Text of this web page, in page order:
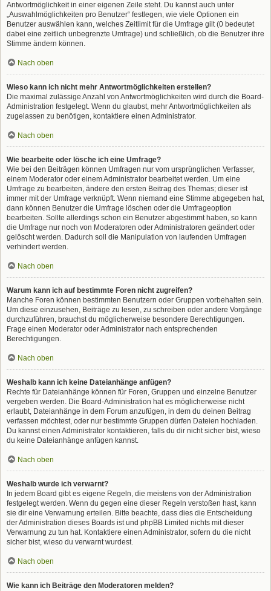
Antwortmöglichkeit in einer eigenen Zeile steht. Du kannst auch unter
„Auswahlmöglichkeiten pro Benutzer“ festlegen, wie viele Optionen ein
Benutzer auswählen kann, welches Zeitlimit für die Umfrage gilt (0 bedeutet
dabei eine zeitlich unbegrenzte Umfrage) und schließlich, ob die Benutzer ihre
Stimme ändern können.
Nach oben
Wieso kann ich nicht mehr Antwortmöglichkeiten erstellen?
Die maximal zulässige Anzahl von Antwortmöglichkeiten wird durch die Board-
Administration festgelegt. Wenn du glaubst, mehr Antwortmöglichkeiten als
zugelassen zu benötigen, kontaktiere einen Administrator.
Nach oben
Wie bearbeite oder lösche ich eine Umfrage?
Wie bei den Beiträgen können Umfragen nur vom ursprünglichen Verfasser,
einem Moderator oder einem Administrator bearbeitet werden. Um eine
Umfrage zu bearbeiten, ändere den ersten Beitrag des Themas; dieser ist
immer mit der Umfrage verknüpft. Wenn niemand eine Stimme abgegeben hat,
dann können Benutzer die Umfrage löschen oder die Umfrageoption
bearbeiten. Sollte allerdings schon ein Benutzer abgestimmt haben, so kann
die Umfrage nur noch von Moderatoren oder Administratoren geändert oder
gelöscht werden. Dadurch soll die Manipulation von laufenden Umfragen
verhindert werden.
Nach oben
Warum kann ich auf bestimmte Foren nicht zugreifen?
Manche Foren können bestimmten Benutzern oder Gruppen vorbehalten sein.
Um diese einzusehen, Beiträge zu lesen, zu schreiben oder andere Vorgänge
durchzuführen, brauchst du möglicherweise besondere Berechtigungen.
Frage einen Moderator oder Administrator nach entsprechenden
Berechtigungen.
Nach oben
Weshalb kann ich keine Dateianhänge anfügen?
Rechte für Dateianhänge können für Foren, Gruppen und einzelne Benutzer
vergeben werden. Die Board-Administration hat es möglicherweise nicht
erlaubt, Dateianhänge in dem Forum anzufügen, in dem du deinen Beitrag
verfassen möchtest, oder nur bestimmte Gruppen dürfen Dateien hochladen.
Du kannst einen Administrator kontaktieren, falls du dir nicht sicher bist, wieso
du keine Dateianhänge anfügen kannst.
Nach oben
Weshalb wurde ich verwarnt?
In jedem Board gibt es eigene Regeln, die meistens von der Administration
festgelegt werden. Wenn du gegen eine dieser Regeln verstoßen hast, kann
sie dir eine Verwarnung erteilen. Bitte beachte, dass dies die Entscheidung
der Administration dieses Boards ist und phpBB Limited nichts mit dieser
Verwarnung zu tun hat. Kontaktiere einen Administrator, sofern du die nicht
sicher bist, wieso du verwarnt wurdest.
Nach oben
Wie kann ich Beiträge den Moderatoren melden?